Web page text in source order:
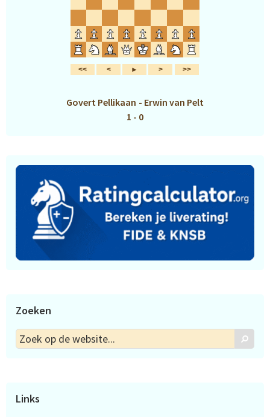
Govert Pellikaan - Erwin van Pelt
1 - 0
Zoeken
Zoek
op
Zoek
Links